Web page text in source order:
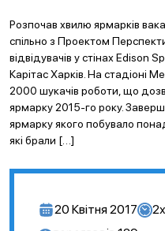
Розпочав хвилю ярмарків
спільно з Проектом
відвідувачів у стінах
Карітас Харків. На стадіоні
2000 шукачів роботи, що
ярмарку 2015-го року.
ярмарку якого побувало
які брали […]
20 Квітня 2017 2